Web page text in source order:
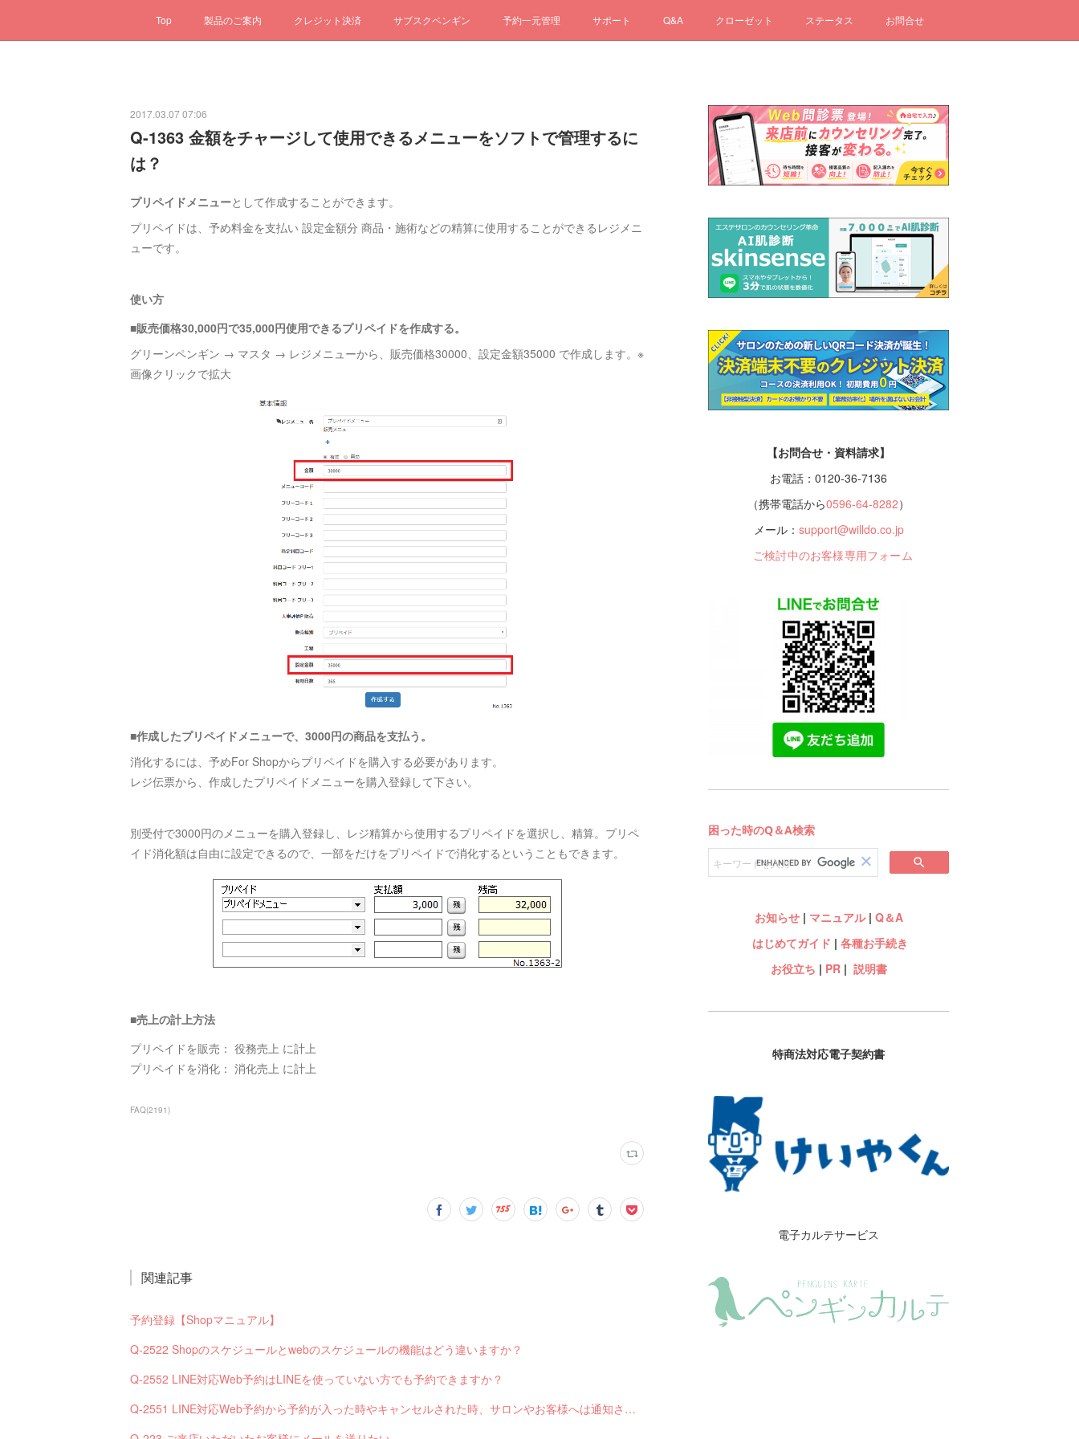
Top 製品のご案内 クレジット決済 サブスクペンギン 予約一元管理 サポート Q&A クローゼット ステータス お問合せ
2017.03.07 07:06
Q-1363 金額をチャージして使用できるメニューをソフトで管理するに
は？
プリペイドメニューとして作成することができます。
プリペイドは、予め料金を支払い 設定金額分 商品・施術などの精算に使用することができるレジメニ
ューです。
使い方
■販売価格30,000円で35,000円使用できるプリペイドを作成する。
グリーンペンギン → マスタ → レジメニューから、販売価格30000、設定金額35000 で作成します。※
画像クリックで拡大
■作成したプリペイドメニューで、3000円の商品を支払う。
消化するには、予めFor Shopからプリペイドを購入する必要があります。
レジ伝票から、作成したプリペイドメニューを購入登録して下さい。
別受付で3000円のメニューを購入登録し、レジ精算から使用するプリペイドを選択し、精算。プリペ
イド消化額は自由に設定できるので、一部をだけをプリペイドで消化するということもできます。
■売上の計上方法
プリペイドを販売： 役務売上 に計上
プリペイドを消化： 消化売上 に計上
FAQ(2191)
関連記事
予約登録【Shopマニュアル】
Q-2522 Shopのスケジュールとwebのスケジュールの機能はどう違いますか？
Q-2552 LINE対応Web予約はLINEを使っていない方でも予約できますか？
Q-2551 LINE対応Web予約から予約が入った時やキャンセルされた時、サロンやお客様へは通知されますか？
【お問合せ・資料請求】
お電話：0120-36-7136
（携帯電話から0596-64-8282）
メール： support@willdo.co.jp
ご検討中のお客様専用フォーム
お知らせ| マニュアル| Q＆A
はじめてガイド | 各種お手続き
お役立ち | PR| 説明書
特商法対応電子契約書
電子カルテサービス